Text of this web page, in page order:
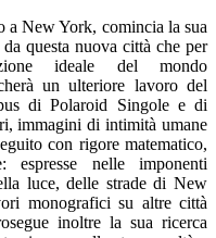
New York, comincia la sua
questa nuova città che per
ideale del mondo
un ulteriore lavoro del
di Polaroid Singole e di
immagini di intimità umane
con rigore matematico,
espresse nelle imponenti
luce, delle strade di New
monografici su altre città
inoltre la sua ricerca